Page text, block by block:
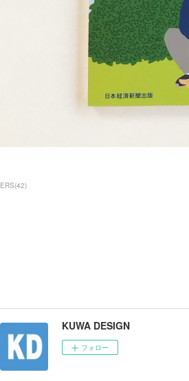
(42)
KUWA DESIGN
フォロー